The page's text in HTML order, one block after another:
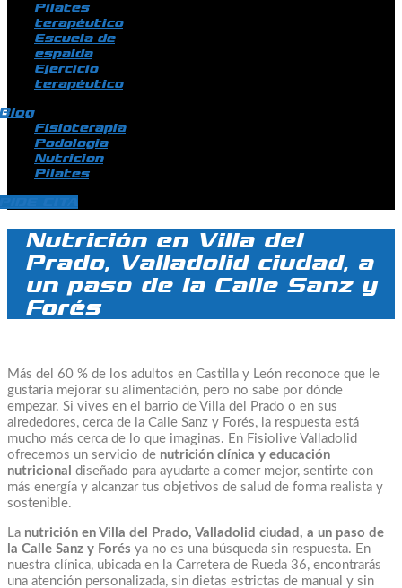
Pilates
terapéutico
Escuela de
espalda
Ejercicio
terapéutico
Fisioterapia
Podologia
Nutricion
Pilates
Nutrición en Villa del
Prado, Valladolid ciudad, a
un paso de la Calle Sanz y
Forés
Más del 60 % de los adultos en Castilla y León reconoce que le
gustaría mejorar su alimentación, pero no sabe por dónde
empezar. Si vives en el barrio de Villa del Prado o en sus
alrededores, cerca de la Calle Sanz y Forés, la respuesta está
mucho más cerca de lo que imaginas. En Fisiolive Valladolid
ofrecemos un servicio de nutrición clínica y educación
nutricional diseñado para ayudarte a comer mejor, sentirte con
más energía y alcanzar tus objetivos de salud de forma realista y
sostenible.
La nutrición en Villa del Prado, Valladolid ciudad, a un paso de
la Calle Sanz y Forés ya no es una búsqueda sin respuesta. En
nuestra clínica, ubicada en la Carretera de Rueda 36, encontrarás
una atención personalizada, sin dietas estrictas de manual y sin